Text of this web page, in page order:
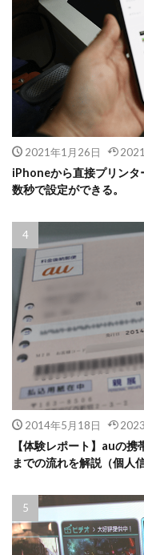
2021年1月26日
iPhoneから直接プリンタ
数秒で設定ができる。
2014年5月18日
【体験レポート】auの
までの流れを解説（個人